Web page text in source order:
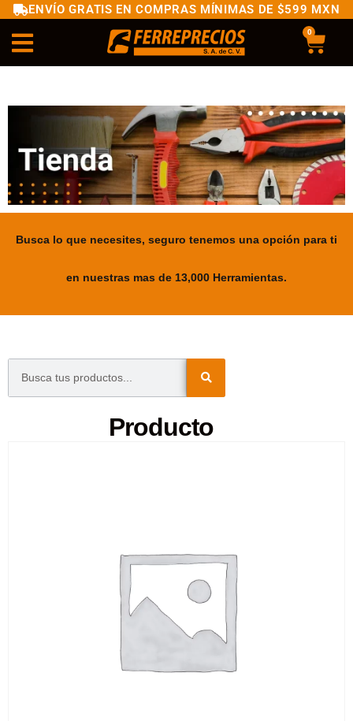
ENVÍO GRATIS EN COMPRAS MÍNIMAS DE $599 MXN
0
Busca lo que necesites, seguro tenemos una opción para ti
en nuestras mas de 13,000 Herramientas.
Producto